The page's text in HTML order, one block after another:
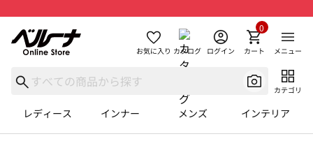
お気に入り カタログ ログイン カート
0
メニュー
カテゴリ
レディース インナー メンズ インテリア